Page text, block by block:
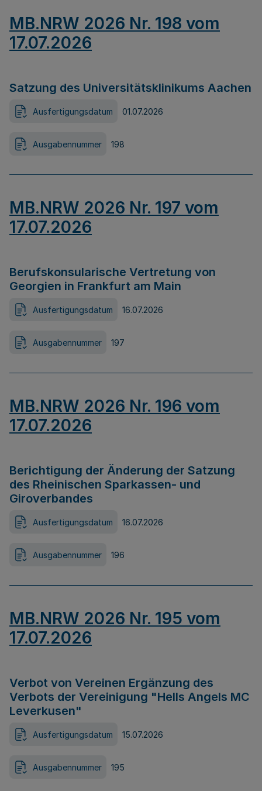
MB.NRW 2026 Nr. 198 vom
17.07.2026
Satzung des Universitätsklinikums Aachen
Ausfertigungsdatum 01.07.2026
Ausgabennummer 198
MB.NRW 2026 Nr. 197 vom
17.07.2026
Berufskonsularische Vertretung von
Georgien in Frankfurt am Main
Ausfertigungsdatum 16.07.2026
Ausgabennummer 197
MB.NRW 2026 Nr. 196 vom
17.07.2026
Berichtigung der Änderung der Satzung
des Rheinischen Sparkassen- und
Giroverbandes
Ausfertigungsdatum 16.07.2026
Ausgabennummer 196
MB.NRW 2026 Nr. 195 vom
17.07.2026
Verbot von Vereinen Ergänzung des
Verbots der Vereinigung "Hells Angels MC
Leverkusen"
Ausfertigungsdatum 15.07.2026
Ausgabennummer 195